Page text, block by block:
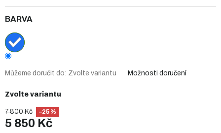
7 800 Kč –25 %
5 850 Kč
Zvolte variantu
BARVA
Můžeme doručit do: Zvolte variantu Možnosti doručení